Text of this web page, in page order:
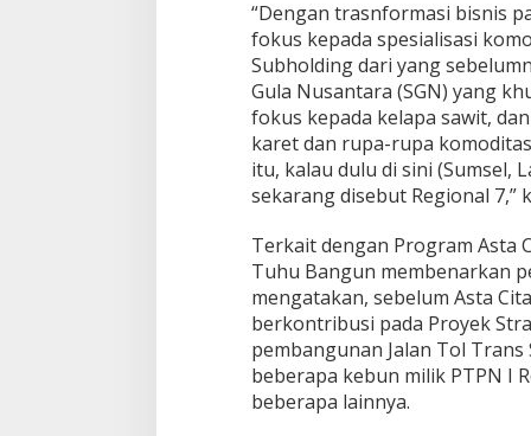
“Dengan trasnformasi bisnis
fokus kepada spesialisasi
Subholding dari yang
Gula Nusantara (SGN) yang
fokus kepada kelapa sawit,
karet dan rupa-rupa
itu, kalau dulu di sini (Sumsel,
sekarang disebut Regional 7,”
Terkait dengan Program Asta
Tuhu Bangun membenarkan
mengatakan, sebelum Asta
berkontribusi pada Proyek
pembangunan Jalan Tol Trans
beberapa kebun milik PTPN I
beberapa lainnya.